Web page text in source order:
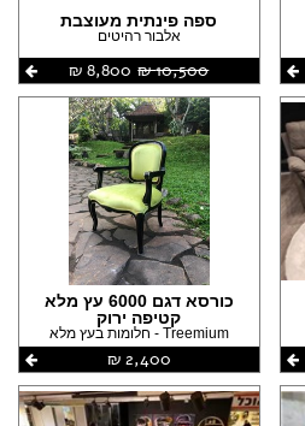
ספה פינתית מעוצבת
אלבור רהיטים
10,500 ‏₪
8,800 ‏₪
כורסא דגם 6000 עץ מלא
קטיפה ירוק
Treemium - חלומות בעץ מלא
2,400 ‏₪